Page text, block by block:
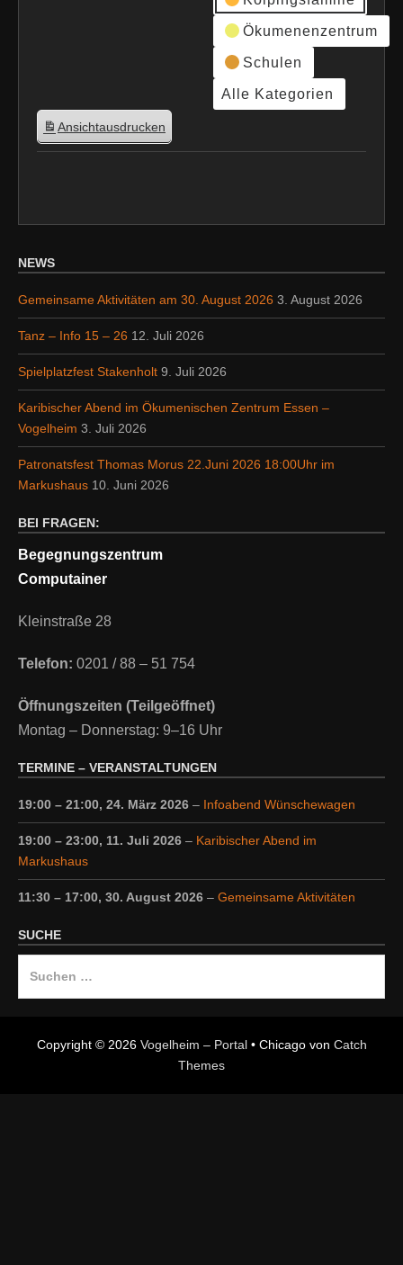
Ökumenenzentrum
Schulen
Alle Kategorien
Ansichtausdrucken
NEWS
Gemeinsame Aktivitäten am 30. August 2026 3. August 2026
Tanz – Info 15 – 26 12. Juli 2026
Spielplatzfest Stakenholt 9. Juli 2026
Karibischer Abend im Ökumenischen Zentrum Essen –
Vogelheim 3. Juli 2026
Patronatsfest Thomas Morus 22.Juni 2026 18:00Uhr im
Markushaus 10. Juni 2026
BEI FRAGEN:
Begegnungszentrum
Computainer
Kleinstraße 28
Telefon: 0201 / 88 – 51 754
Öffnungszeiten (Teilgeöffnet)
Montag – Donnerstag: 9–16 Uhr
TERMINE – VERANSTALTUNGEN
19:00 – 21:00, 24. März 2026 – Infoabend Wünschewagen
19:00 – 23:00, 11. Juli 2026 – Karibischer Abend im
Markushaus
11:30 – 17:00, 30. August 2026 – Gemeinsame Aktivitäten
SUCHE
Copyright © 2026 Vogelheim – Portal• Chicago von Catch
Themes